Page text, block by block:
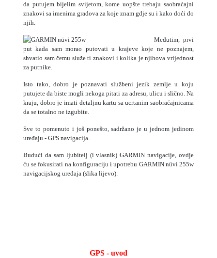
da putujem bijelim svijetom, kome uopšte trebaju saobraćajni
znakovi sa imenima gradova za koje znam gdje su i kako doći do
njih.
Međutim, prvi
put kada sam morao putovati u krajeve koje ne poznajem,
shvatio sam čemu služe ti znakovi i kolika je njihova vrijednost
za putnike.
Isto tako, dobro je poznavati službeni jezik zemlje u koju
putujete da biste mogli nekoga pitati za adresu, ulicu i slično. Na
kraju, dobro je imati detaljnu kartu sa ucrtanim saobraćajnicama
da se totalno ne izgubite.
Sve to pomenuto i još ponešto, sadržano je u jednom jedinom
uređaju - GPS navigacija.
Budući da sam ljubitelj (i vlasnik) GARMIN navigacije, ovdje
ću se fokusirati na konfiguraciju i upotrebu GARMIN nüvi 255w
navigacijskog uređaja (slika lijevo).
GPS - uvod